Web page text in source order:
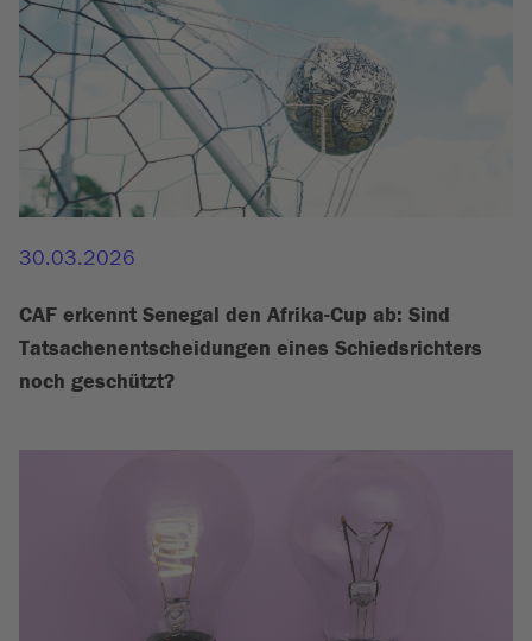
30.03.2026
CAF erkennt Senegal den Afrika-Cup ab: Sind
Tatsachenentscheidungen eines Schiedsrichters
noch geschützt?